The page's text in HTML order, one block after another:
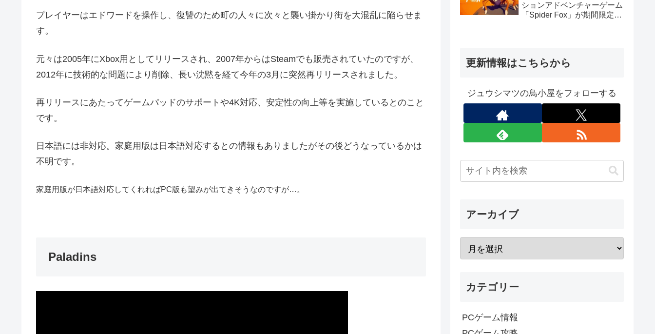
プレイヤーはエドワードを操作し、復讐のため町の人々に次々と襲い掛かり街を大混乱に陥らせま
す。
元々は2005年にXbox用としてリリースされ、2007年からはSteamでも販売されていたのですが、
2012年に技術的な問題により削除、長い沈黙を経て今年の3月に突然再リリースされました。
再リリースにあたってゲームパッドのサポートや4K対応、安定性の向上等を実施しているとのこと
です。
日本語には非対応。家庭用版は日本語対応するとの情報もありましたがその後どうなっているかは
不明です。
家庭用版が日本語対応してくれればPC版も望みが出てきそうなのですが…。
Paladins
ションアドベンチャーゲーム
「Spider Fox」が期間限定で
更新情報はこちらから
ジュウシマツの鳥小屋をフォローする
アーカイブ
カテゴリー
PCゲーム情報